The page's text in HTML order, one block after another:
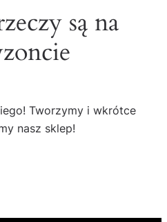
są na
Tworzymy i wkrótce
nasz sklep!